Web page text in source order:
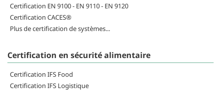
Certification EN 9100 - EN 9110 - EN 9120
Certification CACES®
Plus de certification de systèmes...
Certification en sécurité alimentaire
Certification IFS Food
Certification IFS Logistique